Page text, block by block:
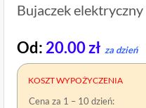
Bujaczek
Od: 20.00zł za dzień
KOSZT WYPOŻYCZENIA
Cena za 1 – 10 dzień: